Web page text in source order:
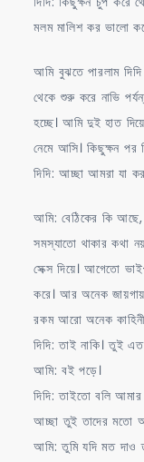
মলম মালিশ কর ভালো
আমি বুঝতে পারলাম
থেকে শুরু করে নাভি
হচ্ছে। আমি দুই হাত
নেমে আসি। কিছুক্ষন পর
দিদি: আচ্ছা আমরা যা
আমি: বেঠিকের কি
সমস্যাতো থাকার কথা
সেক্স দিয়ে। আগেতো
করে। আর অনেক জায়গায়
রকম আরো অনেক
দিদি: তাই নাকি। তুই
আমি: বই পড়ে।
দিদি: তাইতো বলি
আচ্ছা তুই তাদের মতো
আমি: তুমি যদি মত দাও